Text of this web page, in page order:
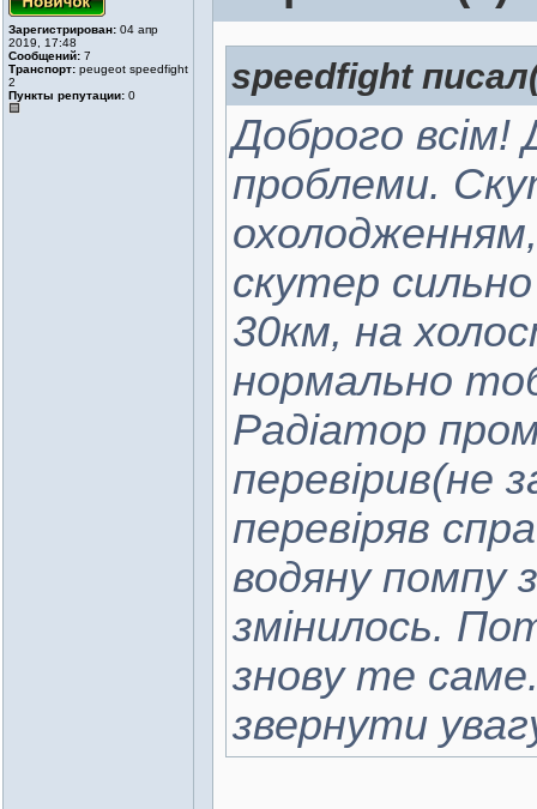
Зарегистрирован: 04 апр
2019, 17:48
Сообщений: 7
Транспорт: peugeot speedfight
2
Пункты репутации: 0 speedfight
Доброго всім!
проблеми.
скутер сильно
30км, на
нормально
Радіатор
перевірив(не
перевіряв
водяну помпу
змінилось.
знову те
звернути